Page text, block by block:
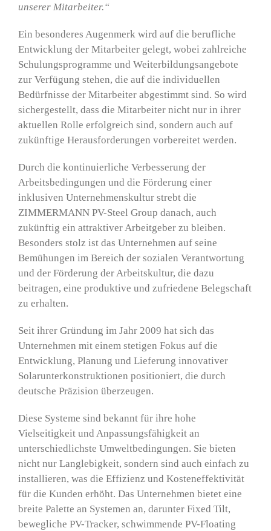
unserer Mitarbeiter.“
Ein besonderes Augenmerk wird auf die berufliche
Entwicklung der Mitarbeiter gelegt, wobei zahlreiche
Schulungsprogramme und Weiterbildungsangebote
zur Verfügung stehen, die auf die individuellen
Bedürfnisse der Mitarbeiter abgestimmt sind. So wird
sichergestellt, dass die Mitarbeiter nicht nur in ihrer
aktuellen Rolle erfolgreich sind, sondern auch auf
zukünftige Herausforderungen vorbereitet werden.
Durch die kontinuierliche Verbesserung der
Arbeitsbedingungen und die Förderung einer
inklusiven Unternehmenskultur strebt die
ZIMMERMANN PV-Steel Group danach, auch
zukünftig ein attraktiver Arbeitgeber zu bleiben.
Besonders stolz ist das Unternehmen auf seine
Bemühungen im Bereich der sozialen Verantwortung
und der Förderung der Arbeitskultur, die dazu
beitragen, eine produktive und zufriedene Belegschaft
zu erhalten.
Seit ihrer Gründung im Jahr 2009 hat sich das
Unternehmen mit einem stetigen Fokus auf die
Entwicklung, Planung und Lieferung innovativer
Solarunterkonstruktionen positioniert, die durch
deutsche Präzision überzeugen.
Diese Systeme sind bekannt für ihre hohe
Vielseitigkeit und Anpassungsfähigkeit an
unterschiedlichste Umweltbedingungen. Sie bieten
nicht nur Langlebigkeit, sondern sind auch einfach zu
installieren, was die Effizienz und Kosteneffektivität
für die Kunden erhöht. Das Unternehmen bietet eine
breite Palette an Systemen an, darunter Fixed Tilt,
bewegliche PV-Tracker, schwimmende PV-Floating